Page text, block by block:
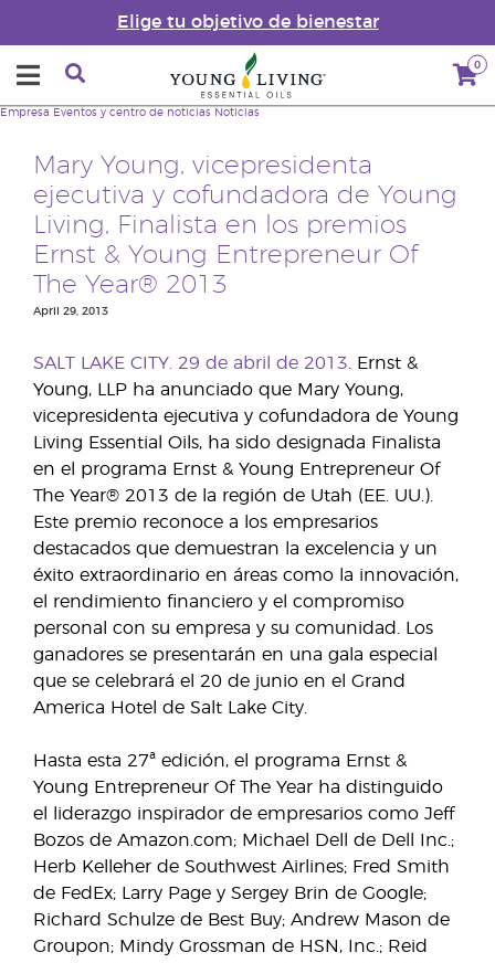
Elige tu objetivo de bienestar
0
Empresa Eventos y centro de noticias Noticias
Mary Young, vicepresidenta
ejecutiva y cofundadora de Young
Living, Finalista en los premios
Ernst & Young Entrepreneur Of
The Year® 2013
April 29, 2013
SALT LAKE CITY. 29 de abril de 2013 . Ernst &
Young, LLP ha anunciado que Mary Young,
vicepresidenta ejecutiva y cofundadora de Young
Living Essential Oils, ha sido designada Finalista
en el programa Ernst & Young Entrepreneur Of
The Year® 2013 de la región de Utah (EE. UU.).
Este premio reconoce a los empresarios
destacados que demuestran la excelencia y un
éxito extraordinario en áreas como la innovación,
el rendimiento financiero y el compromiso
personal con su empresa y su comunidad. Los
ganadores se presentarán en una gala especial
que se celebrará el 20 de junio en el Grand
America Hotel de Salt Lake City.
Hasta esta 27ª edición, el programa Ernst &
Young Entrepreneur Of The Year ha distinguido
el liderazgo inspirador de empresarios como Jeff
Bozos de Amazon.com; Michael Dell de Dell Inc.;
Herb Kelleher de Southwest Airlines; Fred Smith
de FedEx; Larry Page y Sergey Brin de Google;
Richard Schulze de Best Buy; Andrew Mason de
Groupon; Mindy Grossman de HSN, Inc.; Reid